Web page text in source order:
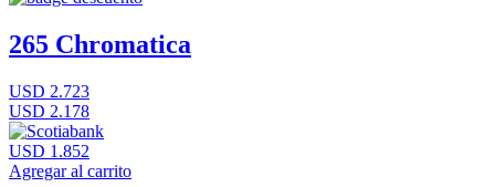
265 Chromatica
USD 2.723
USD 2.178
USD 1.852
Agregar al carrito